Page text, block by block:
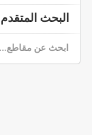
البحث المتقدم